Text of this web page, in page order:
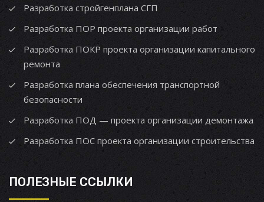
Разработка стройгенплана СГП
Разработка ПОР проекта организации работ
Разработка ПОКР проекта организации капитального
ремонта
Разработка плана обеспечения транспортной
безопасности
Разработка ПОД — проекта организации демонтажа
Разработка ПОС проекта организации строительства
ПОЛЕЗНЫЕ ССЫЛКИ